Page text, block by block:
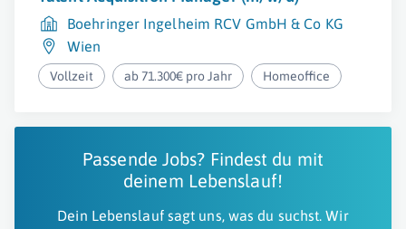
Boehringer Ingelheim RCV GmbH & Co KG
Wien
Vollzeit ab 71.300€ pro Jahr Homeoffice
Passende Jobs? Findest du mit
deinem Lebenslauf!
Dein Lebenslauf sagt uns, was du suchst. Wir